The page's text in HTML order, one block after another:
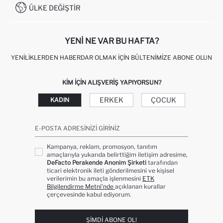
KAMPANYALAR
0850 333 22 86
ÜLKE DEĞIŞTIR
YENI NE VAR BU HAFTA?
YENILIKLERDEN HABERDAR OLMAK İÇIN BÜLTENIMIZE ABONE OLUN
KIM IÇIN ALIŞVERIŞ YAPIYORSUN?
KADIN ERKEK ÇOCUK
E-POSTA ADRESINIZI GIRINIZ
Kampanya, reklam, promosyon, tanıtım
amaçlarıyla yukarıda belirttiğim iletişim adresime,
DeFacto Perakende Anonim Şirketi tarafından
ticari elektronik ileti gönderilmesini ve kişisel
verilerimin bu amaçla işlenmesini ETK
Bilgilendirme Metni’nde açıklanan kurallar
çerçevesinde kabul ediyorum.
ŞIMDI ABONE OL!